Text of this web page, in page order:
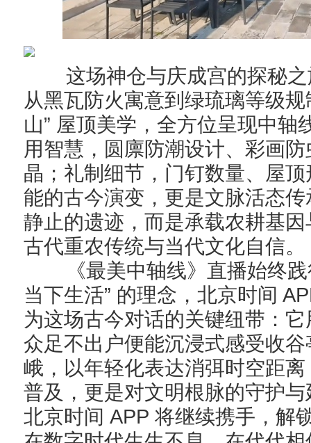
这场神仓与庆成宫的探秘
从黑瓦防火寓意到绿琉璃等级
山” 屋顶美学，全方位呈现中轴
用智慧 ， 圆廪防潮设计、彩画
晶；礼制细节 ， 门钉数量、屋
能的古今演变，更是文脉活态
静止的遗迹，而是承载农耕基
古代重农传统与当代文化自信。
《最美中轴线》直播始终
当下生活” 的理念，北京时间
为这场古今对话的关键纽带：
众足不出户便能沉浸式感受收
峨 ， 以年轻化表达消弭时空距
普及，更是对文明根脉的守护
北京时间 APP 将继续携手，解